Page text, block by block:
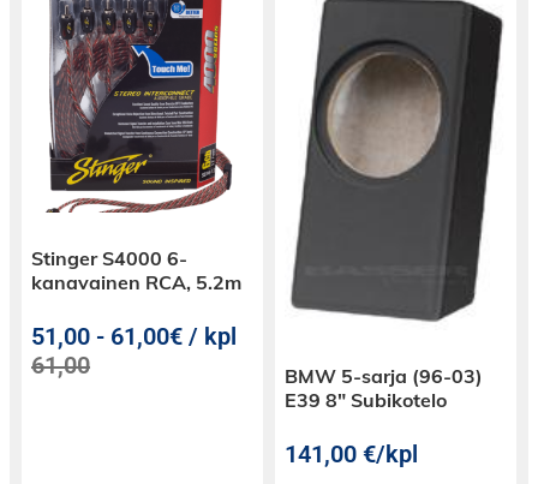
Stinger S4000 6-
kanavainen RCA, 5.2m
51,00 - 61,00€ / kpl
61,00
BMW 5-sarja (96-03)
E39 8″ Subikotelo
141,00€/kpl